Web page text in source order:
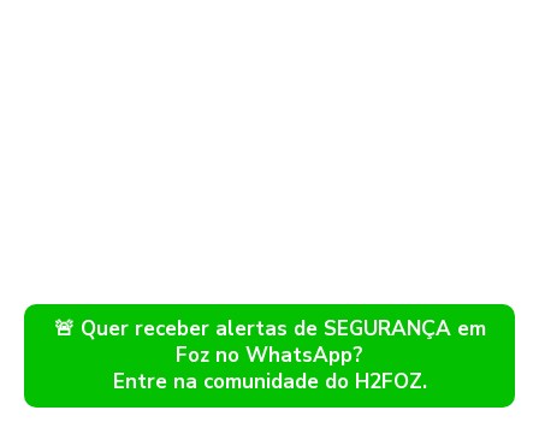
🚨 Quer receber alertas de SEGURANÇA em
Foz no WhatsApp?
Entre na comunidade do H2FOZ.